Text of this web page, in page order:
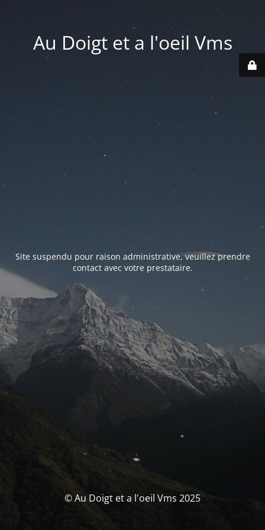
Au Doigt et a l'oeil Vms
Site suspendu pour raison administrative, veuillez prendre
contact avec votre prestataire.
© Au Doigt et a l'oeil Vms 2025